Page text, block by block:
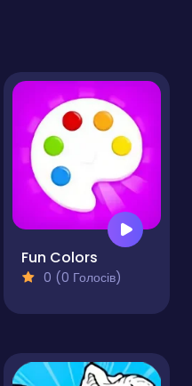
Fun Colors
0 (0 Голосів)